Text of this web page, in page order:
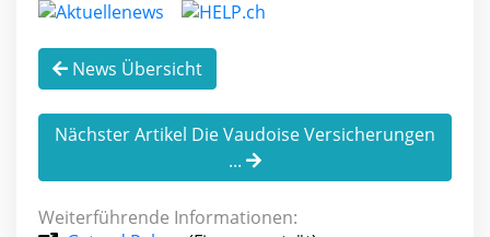
News Übersicht
Nächster Artikel Die Vaudoise Versicherungen
...
Weiterführende Informationen: